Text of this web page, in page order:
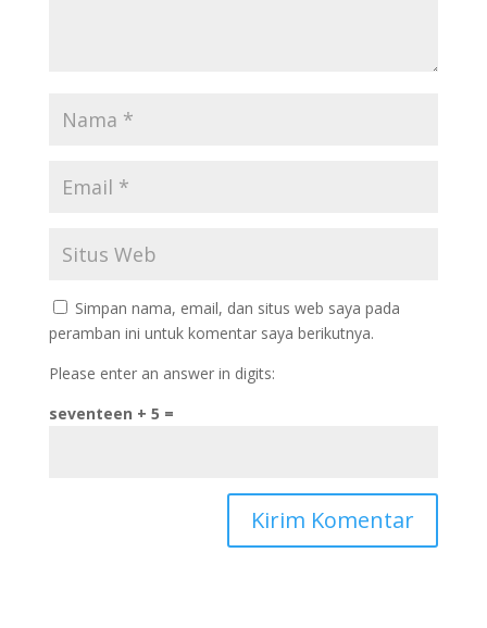
Simpan nama, email, dan situs web saya pada
peramban ini untuk komentar saya berikutnya.
Please enter an answer in digits:
seventeen + 5 =